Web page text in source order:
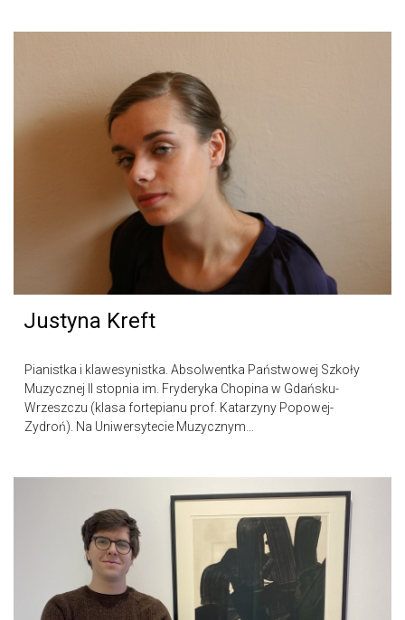
Justyna Kreft
Pianistka i klawesynistka. Absolwentka Państwowej Szkoły
Muzycznej II stopnia im. Fryderyka Chopina w Gdańsku-
Wrzeszczu (klasa fortepianu prof. Katarzyny Popowej-
Zydroń). Na Uniwersytecie Muzycznym…